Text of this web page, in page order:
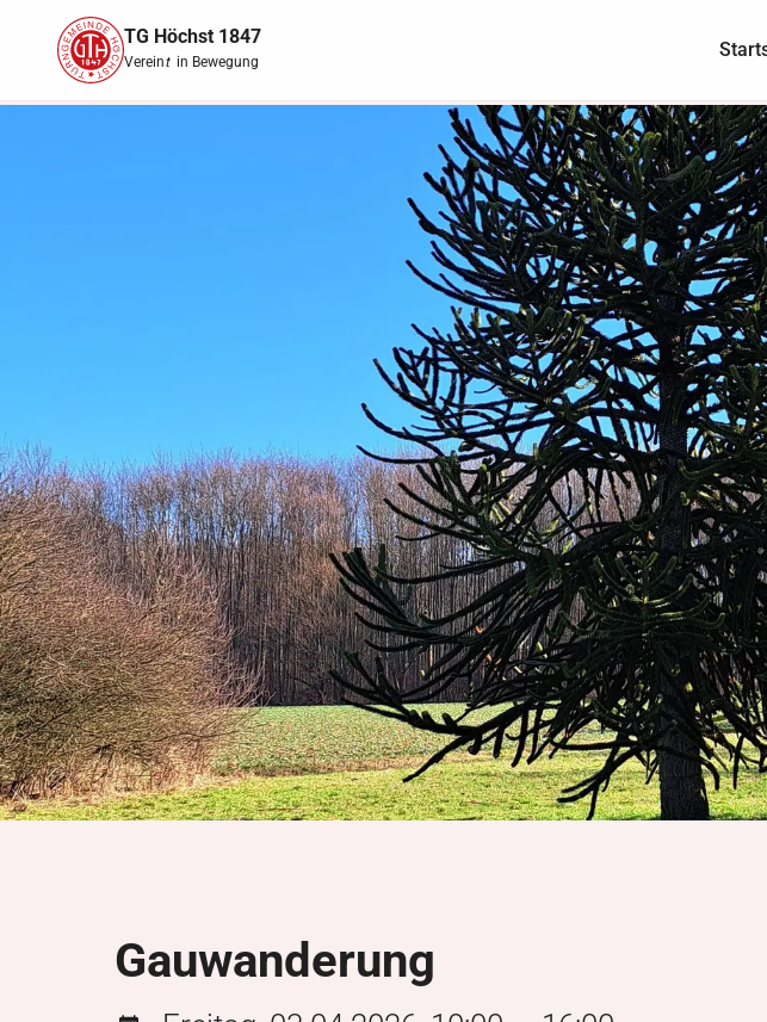
TG Höchst 1847
Vereintin Bewegung
Gauwanderung